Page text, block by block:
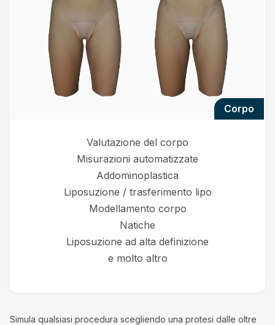
corpo
Valutazione del corpo
Misurazioni automatizzate
Addominoplastica
Liposuzione / trasferimento lipo
Modellamento corpo
Natiche
Liposuzione ad alta definizione
e molto altro
Simula qualsiasi procedura scegliendo una protesi dalle oltre